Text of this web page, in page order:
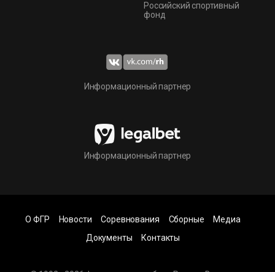
Российский спортивный
фонд
Информационный партнер
Информационный партнер
О ФГР Новости Соревнования Сборные
Медиа
Документы
Контакты